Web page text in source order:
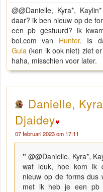
@@Danielle, Kyra*,
daar? ik ben nieuw op de
een pb gestuurd? Ik
bol.com van Hunter. Is
Gula (ken ik ook niet) ziet
haha, misschien voor later.
Danielle,
Djaidey
07 februari 2023 om 17:11
"@@Danielle, Kyra*,
wat leuk, hoe kom ik
nieuw op de forms dus
met ik heb je een pb